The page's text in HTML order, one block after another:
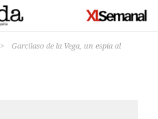
>
Garcilaso de la Vega, un espía al